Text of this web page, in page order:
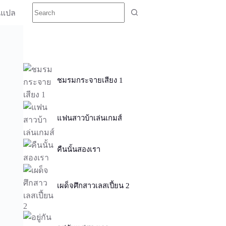
ปล
ชมรมกระจายเสียง 1
แฟนสาวบ้าเล่นเกมส์
คืนนั้นสองเรา
เผด็จศึกสาวเลสเปี้ยน 2